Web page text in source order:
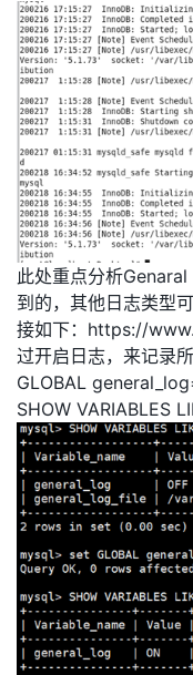
此处重点分析
到的，其他日志类型
接如下：https://
过开启日志，来记录
GLOBAL
SHOW VARIABLES